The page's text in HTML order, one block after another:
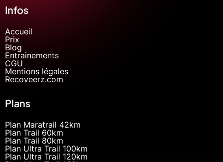
Infos
Accueil
Prix
Blog
Entrainements
CGU
Mentions légales
Recoveerz.com
Plans
Plan Maratrail 42km
Plan Trail 60km
Plan Trail 80km
Plan Ultra Trail 100km
Plan Ultra Trail 120km